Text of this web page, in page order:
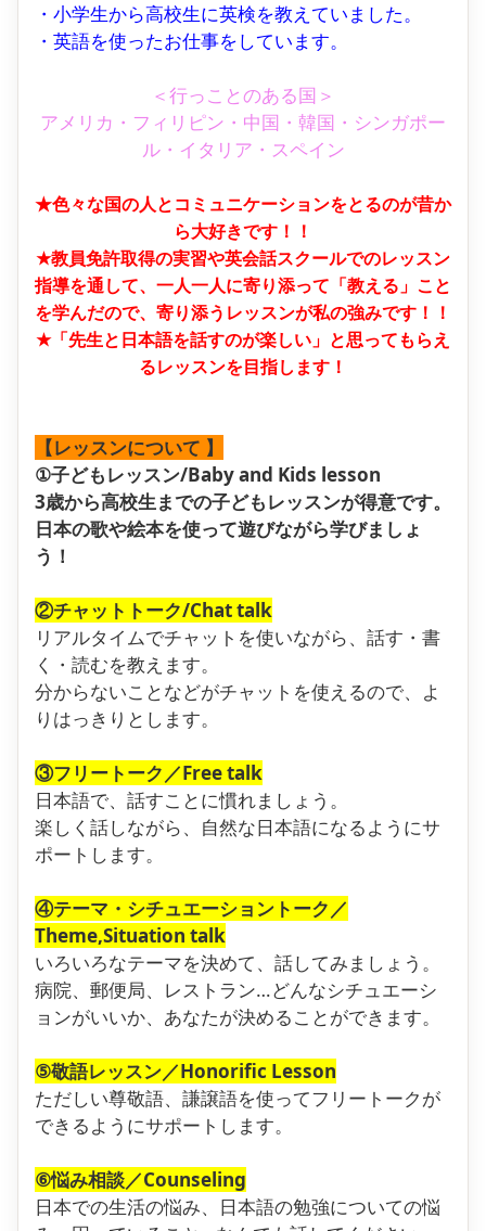
・小学生から高校生に英検を教えていました。
・英語を使ったお仕事をしています。
＜行っことのある国＞
アメリカ・フィリピン・中国・韓国・シンガポー
ル・イタリア・スペイン
★色々な国の人とコミュニケーションをとるのが昔か
ら大好きです！！
★教員免許取得の実習や英会話スクールでのレッスン
指導を通して、一人一人に寄り添って「教える」こと
を学んだので、寄り添うレッスンが私の強みです！！
★「先生と日本語を話すのが楽しい」と思ってもらえ
るレッスンを目指します！
【レッスンについて 】
①子どもレッスン/Baby and Kids lesson
3歳から高校生までの子どもレッスンが得意です。
日本の歌や絵本を使って遊びながら学びましょ
う！
②チャットトーク/Chat talk
リアルタイムでチャットを使いながら、話す・書
く・読むを教えます。
分からないことなどがチャットを使えるので、よ
りはっきりとします。
③フリートーク／Free talk
日本語で、話すことに慣れましょう。
楽しく話しながら、自然な日本語になるようにサ
ポートします。
④テーマ・シチュエーショントーク／
Theme,Situation talk
いろいろなテーマを決めて、話してみましょう。
病院、郵便局、レストラン…どんなシチュエーシ
ョンがいいか、あなたが決めることができます。
⑤敬語レッスン／Honorific Lesson
ただしい尊敬語、謙譲語を使ってフリートークが
できるようにサポートします。
⑥悩み相談／Counseling
日本での生活の悩み、日本語の勉強についての悩